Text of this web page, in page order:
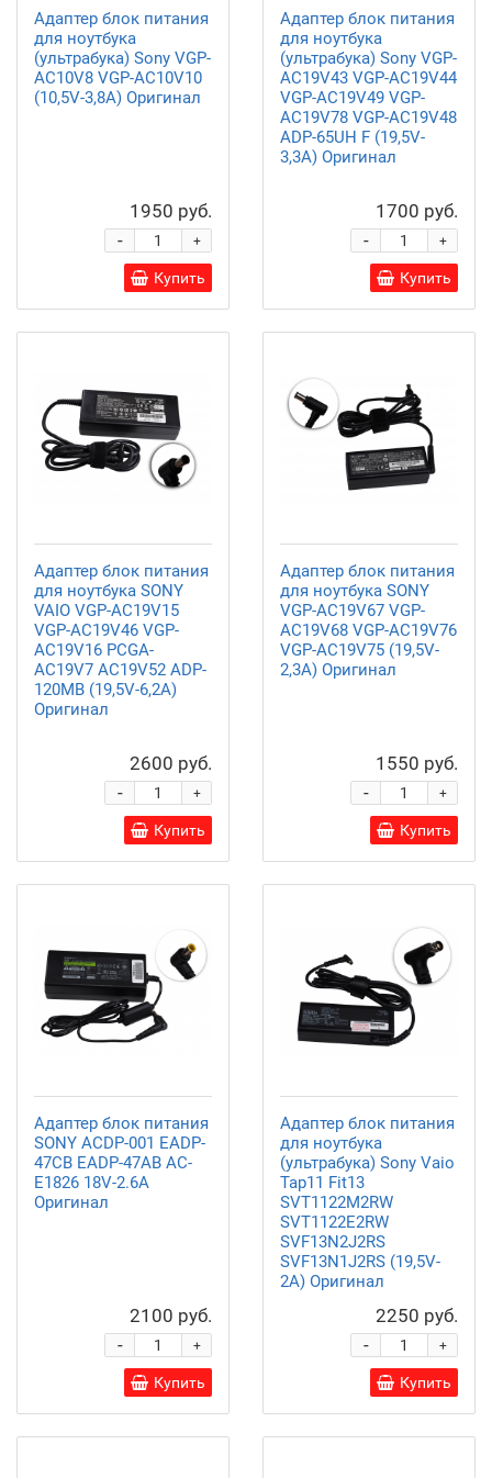
Адаптер блок питания
для ноутбука
(ультрабука) Sony VGP-
AC10V8 VGP-AC10V10
(10,5V-3,8A) Оригинал
1950 руб.
+
-
Купить
Адаптер блок питания
для ноутбука
(ультрабука) Sony VGP-
AC19V43 VGP-AC19V44
VGP-AC19V49 VGP-
AC19V78 VGP-AC19V48
ADP-65UH F (19,5V-
3,3A) Оригинал
1700 руб.
+
-
Купить
Адаптер блок питания
для ноутбука SONY
VAIO VGP-AC19V15
VGP-AC19V46 VGP-
AC19V16 PCGA-
AC19V7 AC19V52 ADP-
120MB (19,5V-6,2A)
Оригинал
2600 руб.
+
-
Купить
Адаптер блок питания
для ноутбука SONY
VGP-AC19V67 VGP-
AC19V68 VGP-AC19V76
VGP-AC19V75 (19,5V-
2,3A) Оригинал
1550 руб.
+
-
Купить
Адаптер блок питания
SONY ACDP-001 EADP-
47CB EADP-47AB AC-
E1826 18V-2.6A
Оригинал
2100 руб.
+
-
Купить
Адаптер блок питания
для ноутбука
(ультрабука) Sony Vaio
Tap11 Fit13
SVT1122M2RW
SVT1122E2RW
SVF13N2J2RS
SVF13N1J2RS (19,5V-
2A) Оригинал
2250 руб.
+
-
Купить